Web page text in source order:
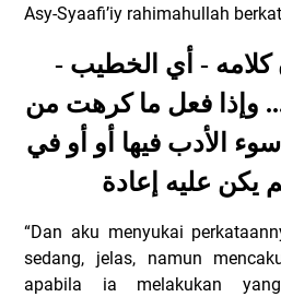
Asy-Syaafi’iy rahimahullah
- أي الخطيب -
وإذا فعل ما كرهت من
الأدب فيها أو أو في
يكن عليه إعادة
“Dan aku menyukai
sedang, jelas, namun
apabila ia melakukan